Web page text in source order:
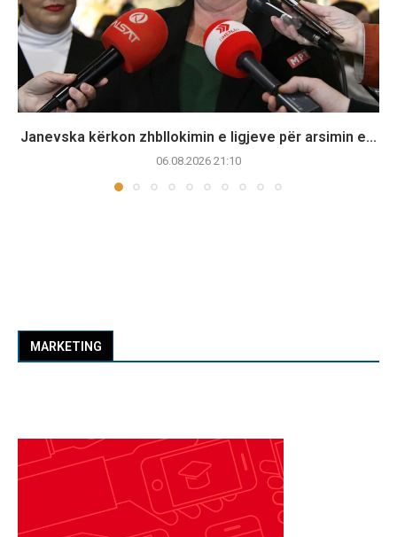
Janevska kërkon zhbllokimin e ligjeve për arsimin e...
06.08.2026 21:10
MARKETING